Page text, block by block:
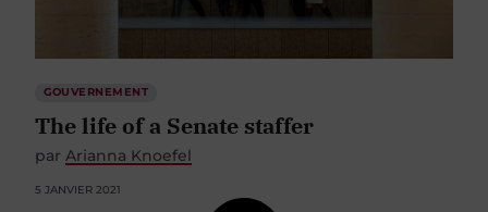
GOUVERNEMENT
The life of a Senate staffer
par Arianna Knoefel
5 JANVIER 2021